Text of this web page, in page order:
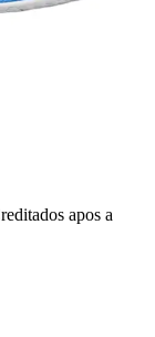
apos a